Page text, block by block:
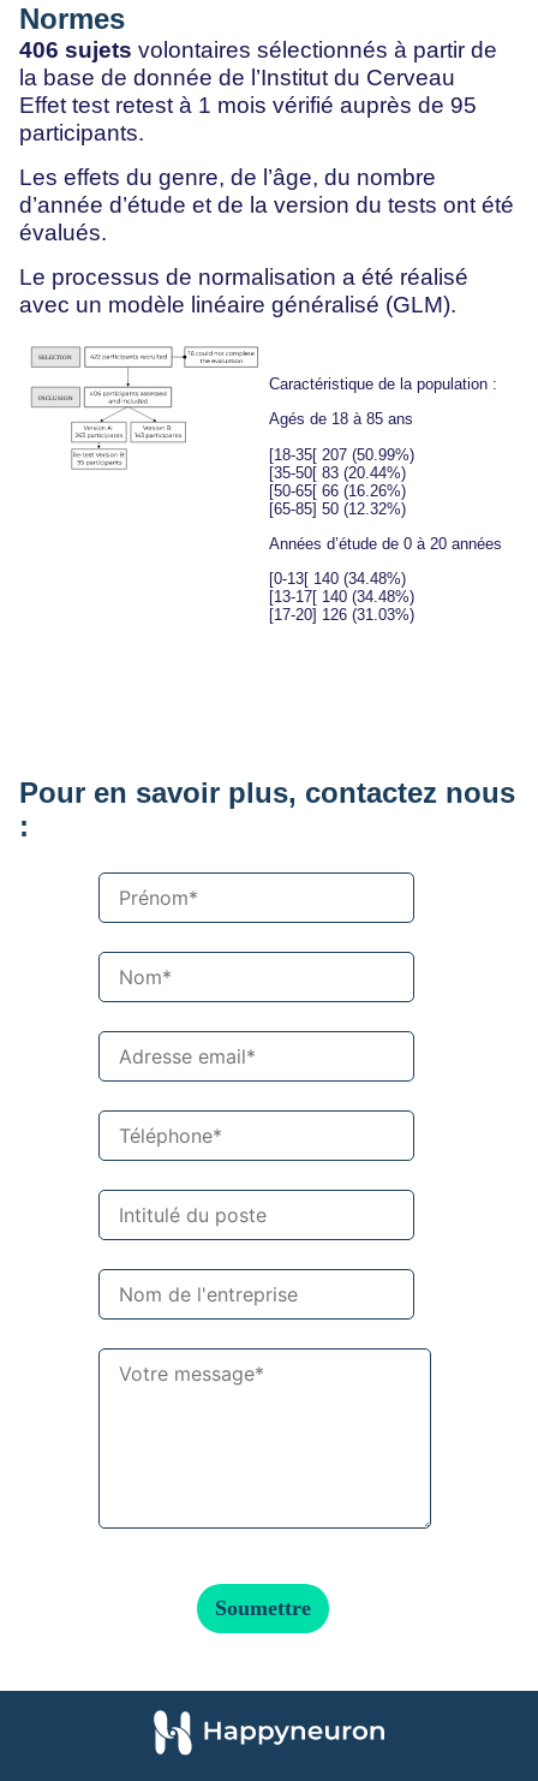
Normes
406 sujets volontaires sélectionnés à partir de
la base de donnée de l’Institut du Cerveau
Effet test retest à 1 mois vérifié auprès de 95
participants.
Les effets du genre, de l’âge, du nombre
d’année d’étude et de la version du tests ont été
évalués.
Le processus de normalisation a été réalisé
avec un modèle linéaire généralisé (GLM).
Caractéristique de la population :
Agés de 18 à 85 ans
[18-35[ 207 (50.99%)
[35-50[ 83 (20.44%)
[50-65[ 66 (16.26%)
[65-85] 50 (12.32%)
Années d’étude de 0 à 20 années
[0-13[ 140 (34.48%)
[13-17[ 140 (34.48%)
[17-20] 126 (31.03%)
Pour en savoir plus, contactez nous
: